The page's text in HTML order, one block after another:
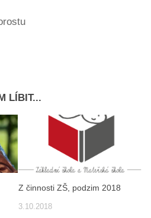
LÍBIT...
Z činnosti ZŠ, podzim 2018
3.10.2018